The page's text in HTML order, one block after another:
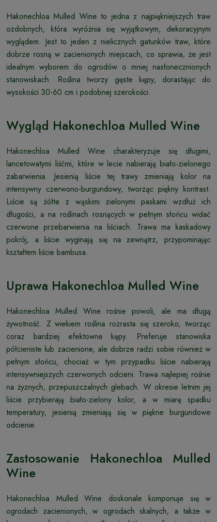
Hakonechloa Mulled Wine to jedna z najpiękniejszych traw
ozdobnych, która wyróżnia się wyjątkowym, dekoracyjnym
wyglądem. Jest to jeden z nielicznych gatunków traw, które
dobrze rosną w zacienionych miejscach, co sprawia, że jest
idealnym wyborem do ogrodów o mniej nasłonecznionych
stanowiskach. Roślina tworzy gęste kępy, dorastając do
wysokości 30-60 cm i podobnej szerokości.
Wygląd Hakonechloa Mulled Wine
Hakonechloa Mulled Wine charakteryzuje się długimi,
lancetowatymi liśćmi, które w lecie nabierają biało-zielonego
zabarwienia. Jesienią liście tej trawy zmieniają kolor na
intensywny czerwono-burgundowy, tworząc piękny kontrast.
Liście są żółte z wąskimi zielonymi paskami wzdłuż ich
długości, a na roślinach rosnących w pełnym słońcu widać
czerwone przebarwienia na liściach. Trawa ma kaskadowy
pokrój, a liście wyginają się na zewnątrz, przypominając
kształtem liście bambusa.
Uprawa Hakonechloa Mulled Wine
Hakonechloa Mulled Wine rośnie powoli, ale ma długą
żywotność. Z wiekiem roślina rozrasta się szeroko, tworząc
coraz bardziej efektowne kępy. Preferuje stanowiska
półcieniste lub zacienione, ale dobrze radzi sobie również w
pełnym słońcu, chociaż w tym przypadku liście nabierają
intensywniejszych czerwonych odcieni. Trawa najlepiej rośnie
na żyznych, przepuszczalnych glebach. W okresie letnim jej
liście przybierają biało-zielony kolor, a w miarę spadku
temperatury, jesienią zmieniają się w piękne burgundowe
odcienie.
Zastosowanie Hakonechloa Mulled
Wine
Hakonechloa Mulled Wine doskonale komponuje się w
ogrodach zacienionych, w ogrodach skalnych, a także w